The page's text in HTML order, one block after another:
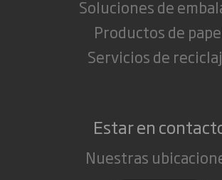
Soluciones de
Productos de
Servicios de
Estar en
Nuestras